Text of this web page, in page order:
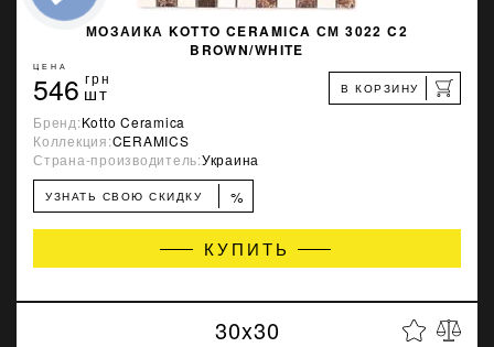
МОЗАИКА KOTTO CERAMICA СМ 3022 C2
BROWN/WHITE
ЦЕНА
546 грн
шт В КОРЗИНУ
Бренд:Kotto Ceramica
Коллекция:CERAMICS
Страна-производитель:Украина
УЗНАТЬ СВОЮ СКИДКУ %
КУПИТЬ
30x30